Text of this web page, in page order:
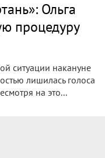
образы
исполнительница
разные образы